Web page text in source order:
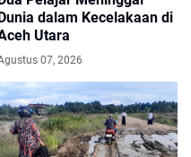
dalam Kecelakaan di
Utara
07, 2026